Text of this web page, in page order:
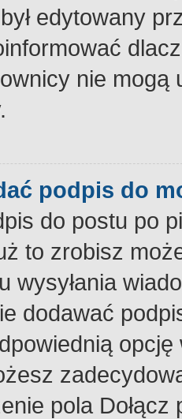
edytowany
nie
podpis do
do postu po
to zrobisz
wysyłania
dodawać
pola